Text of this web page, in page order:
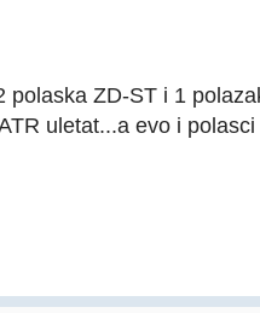
polaska ZD-ST i 1
uletat...a evo i